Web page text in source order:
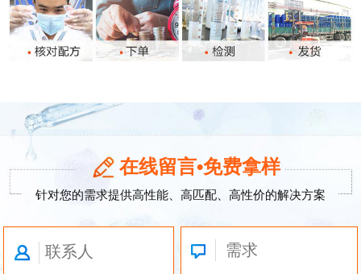
在线留言•免费拿样
针对您的需求提供高性能、高匹配、高性价的解决方案